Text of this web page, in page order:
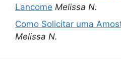
Lancome Melissa N.
Como Solicitar uma
Melissa N.